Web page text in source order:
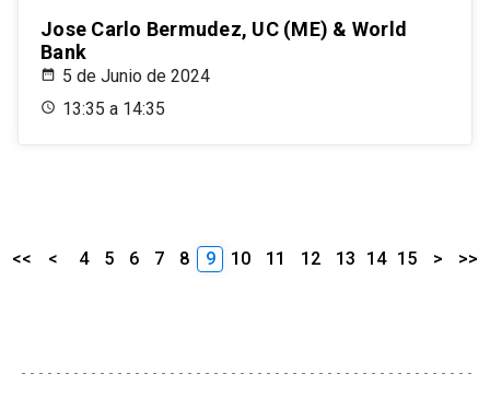
Jose Carlo Bermudez, UC (ME) & World
Bank
5 de Junio de 2024
13:35 a 14:35
<< < 4 5 6 7 8 9 10 11 12 13 14 15 > >>